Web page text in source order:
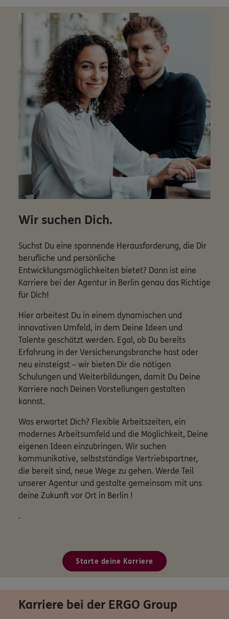
Wir suchen Dich.
Suchst Du eine spannende Herausforderung, die Dir
berufliche und persönliche
Entwicklungsmöglichkeiten bietet? Dann ist eine
Karriere bei der Agentur in Berlin genau das Richtige
für Dich!
Hier arbeitest Du in einem dynamischen und
innovativen Umfeld, in dem Deine Ideen und
Talente geschätzt werden. Egal, ob Du bereits
Erfahrung in der Versicherungsbranche hast oder
neu einsteigst – wir bieten Dir die nötigen
Schulungen und Weiterbildungen, damit Du Deine
Karriere nach Deinen Vorstellungen gestalten
kannst.
Was erwartet Dich? Flexible Arbeitszeiten, ein
modernes Arbeitsumfeld und die Möglichkeit, Deine
eigenen Ideen einzubringen. Wir suchen
kommunikative, selbstständige Vertriebspartner,
die bereit sind, neue Wege zu gehen. Werde Teil
unserer Agentur und gestalte gemeinsam mit uns
deine Zukunft vor Ort in Berlin !
.
Starte deine Karriere
Karriere bei der ERGO Group